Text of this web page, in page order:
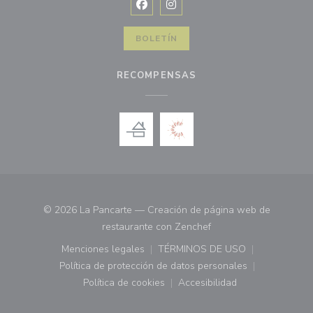
Facebook ((abre en una nueva
Instagram ((abre en una
BOLETÍN
RECOMPENSAS
© 2026 La Pancarte — Creación de página web de
restaurante con Zenchef((abre en una nueva
Menciones legales
((abre en una nueva ventana))
TÉRMINOS DE USO
((abre en una nueva
Política de protección de datos personales
((abre en una nueva ventana))
Política de cookies
((abre en una nueva ventana))
Accesibilidad
((abre en una nueva